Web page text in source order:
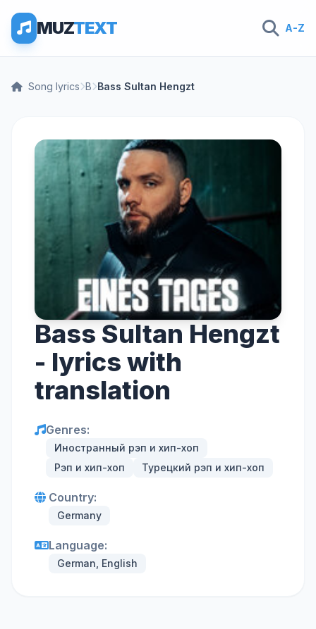
MUZTEXT A-Z
Song lyrics B Bass Sultan Hengzt
Bass Sultan Hengzt
- lyrics with
translation
Genres:
Иностранный рэп и хип-хоп
Рэп и хип-хоп
Турецкий рэп и хип-хоп
Country:
Germany
Language:
German, English